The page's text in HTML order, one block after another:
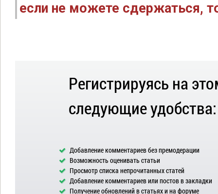
если не можете сдержаться,
Регистрируясь на
следующие удобства:
Добавление комментариев без премодерации
Возможность оценивать статьи
Просмотр списка непрочитанных статей
Добавление комментариев или постов в закладки
Получение обновлений в статьях и на форуме